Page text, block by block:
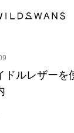
ドルレザーを